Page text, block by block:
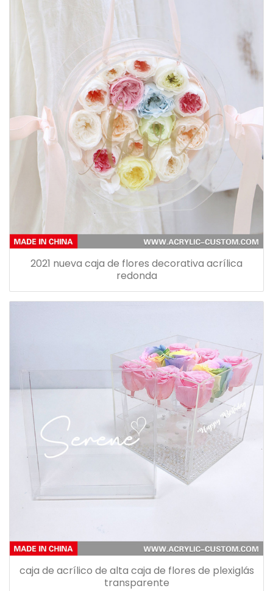
2021 nueva caja de flores decorativa acrílica
redonda
caja de acrílico de alta caja de flores de plexiglás
transparente